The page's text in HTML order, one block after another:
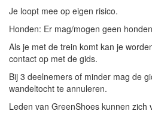
Je loopt mee op eigen risico.
Honden: Er mag/mogen geen
Als je met de trein komt kan je
contact op met de gids.
Bij 3 deelnemers of minder mag de
wandeltocht te annuleren.
Leden van GreenShoes kunnen zich